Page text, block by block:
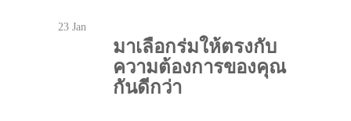
23 Jan
มาเลือกร่มให้ตรงกับ
ความต้องการของคุณ
กันดีกว่า